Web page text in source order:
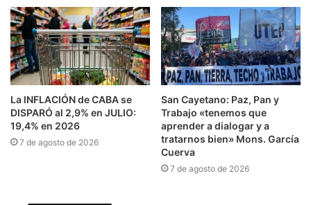
La INFLACIÓN de CABA se
DISPARÓ al 2,9% en JULIO:
19,4% en 2026
7 de agosto de 2026
San Cayetano: Paz, Pan y
Trabajo «tenemos que
aprender a dialogar y a
tratarnos bien» Mons. García
Cuerva
7 de agosto de 2026